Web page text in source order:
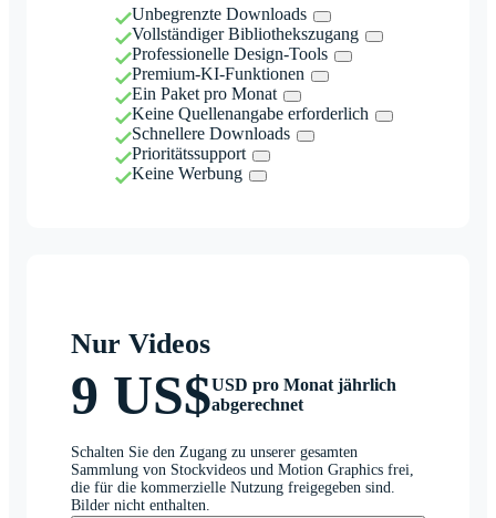
Unbegrenzte Downloads
Vollständiger Bibliothekszugang
Professionelle Design-Tools
Premium-KI-Funktionen
Ein Paket pro Monat
Keine Quellenangabe erforderlich
Schnellere Downloads
Prioritätssupport
Keine Werbung
Nur Videos
9 US$USD pro Monat jährlich
abgerechnet
Schalten Sie den Zugang zu unserer gesamten
Sammlung von Stockvideos und Motion Graphics frei,
die für die kommerzielle Nutzung freigegeben sind.
Bilder nicht enthalten.